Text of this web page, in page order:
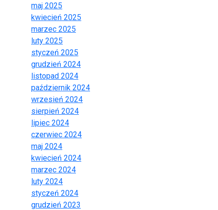
maj 2025
kwiecień 2025
marzec 2025
luty 2025
styczeń 2025
grudzień 2024
listopad 2024
październik 2024
wrzesień 2024
sierpień 2024
lipiec 2024
czerwiec 2024
maj 2024
kwiecień 2024
marzec 2024
luty 2024
styczeń 2024
grudzień 2023